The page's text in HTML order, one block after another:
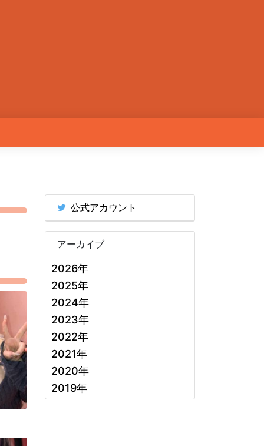
公式アカウント
アーカイブ
2026年
2025年
2024年
2023年
2022年
2021年
2020年
2019年